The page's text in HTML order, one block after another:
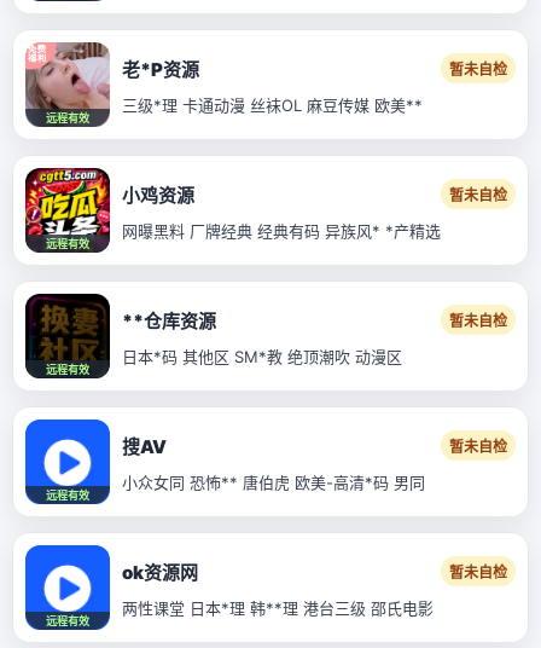
远程有效
老*P资源 暂未自检
三级*理 卡通动漫 丝袜OL 麻豆传媒 欧美**
远程有效
小鸡资源 暂未自检
网曝黑料 厂牌经典 经典有码 异族风* *产精选
远程有效
**仓库资源 暂未自检
日本*码 其他区 SM*教 绝顶潮吹 动漫区
远程有效
搜AV 暂未自检
小众女同 恐怖** 唐伯虎 欧美-高清*码 男同
远程有效
ok资源网 暂未自检
两性课堂 日本*理 韩**理 港台三级 邵氏电影